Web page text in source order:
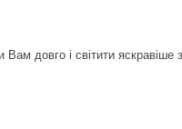
довго і світити яскравіше